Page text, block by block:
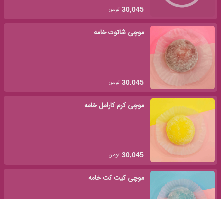
30,045 تومان
موچی شاتوت خامه
30,045 تومان
موچی کرم کارامل خامه
30,045 تومان
موچی کیت کت خامه